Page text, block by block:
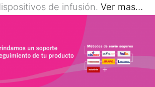
de infusión. Ver mas…